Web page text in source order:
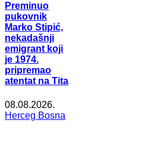
Preminuo
pukovnik
Marko Stipić,
nekadašnji
emigrant koji
je 1974.
pripremao
atentat na Tita
08.08.2026.
Herceg Bosna